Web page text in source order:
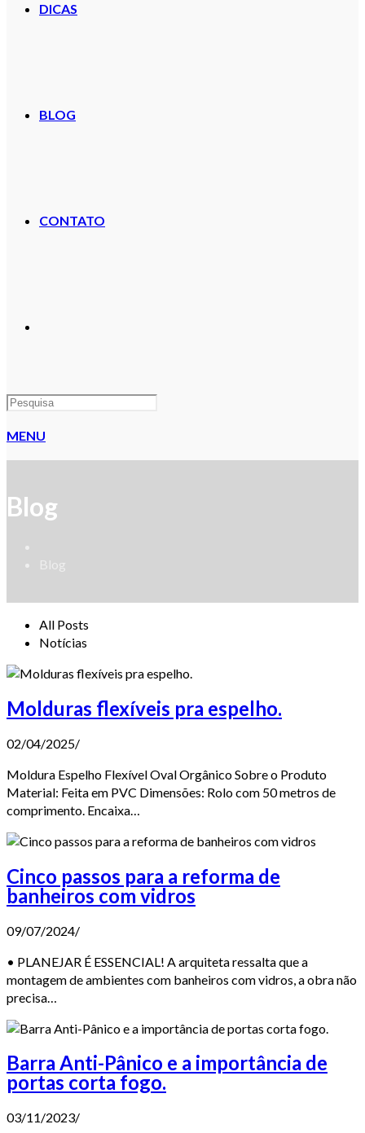
DICAS
BLOG
CONTATO
MENU
Blog
Blog
All Posts
Notícias
Molduras flexíveis pra espelho.
02/04/2025/
Moldura Espelho Flexível Oval Orgânico Sobre o Produto
Material: Feita em PVC Dimensões: Rolo com 50 metros de
comprimento. Encaixa…
Cinco passos para a reforma de
banheiros com vidros
09/07/2024/
• PLANEJAR É ESSENCIAL! A arquiteta ressalta que a
montagem de ambientes com banheiros com vidros, a obra não
precisa…
Barra Anti-Pânico e a importância de
portas corta fogo.
03/11/2023/